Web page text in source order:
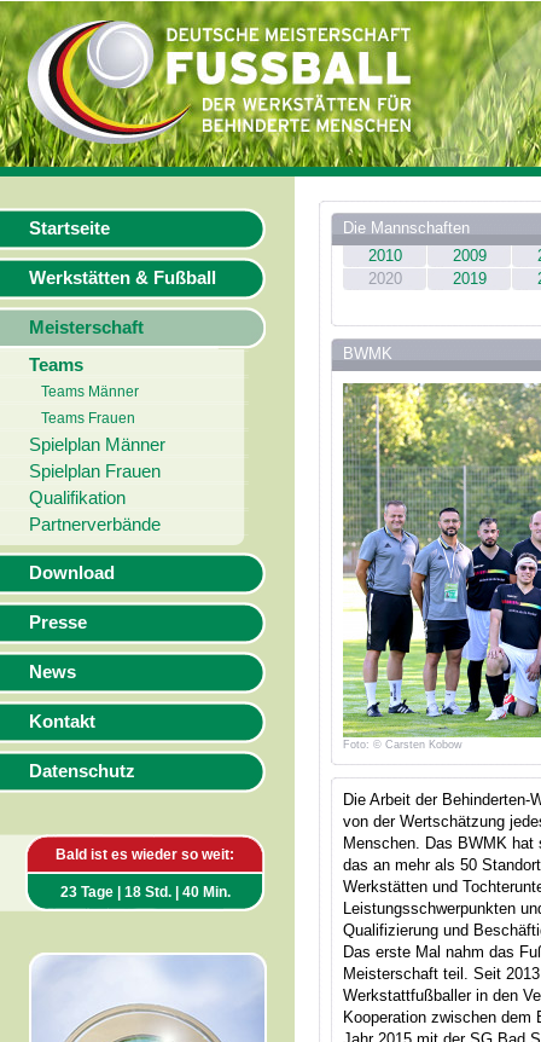
Startseite
Werkstätten & Fußball
Meisterschaft
Teams
Teams Männer
Teams Frauen
Spielplan Männer
Spielplan Frauen
Qualifikation
Partnerverbände
Download
Presse
News
Kontakt
Datenschutz
Bald ist es wieder so weit:
23 Tage | 18 Std. | 40 Min.
Die Mannschaften
2010
2009
2020
2019
BWMK
Foto: © Carsten Kobow
Die Arbeit der
von der Wertschätzung
Menschen. Das BWMK
das an mehr als 50
Werkstätten und
Leistungsschwerpunkten
Qualifizierung und
Das erste Mal nahm das
Meisterschaft teil. Seit
Werkstattfußballer in den
Kooperation zwischen dem